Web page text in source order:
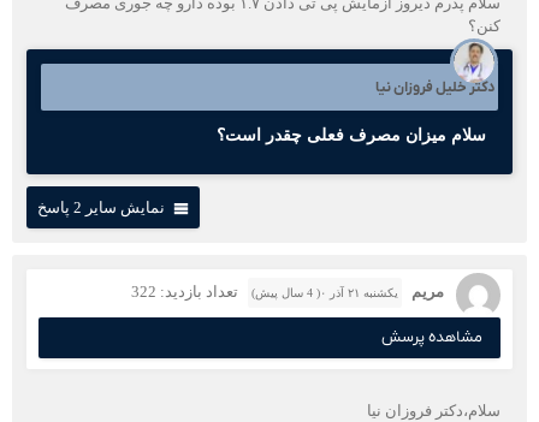
کنن؟
دکتر خلیل فروزان نیا
سلام میزان مصرف فعلی چقدر است؟
نمایش سایر 2 پاسخ
مریم یکشنبه ۲۱ آذر ۰( 4 سال پیش) تعداد بازدید: 322
مشاهده پرسش
سلام،دکتر فروزان نیا